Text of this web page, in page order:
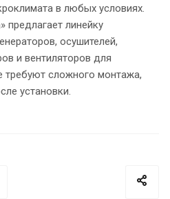
в любых условиях.
предлагает линейку
осушителей,
и вентиляторов для
требуют сложного монтажа,
установки.